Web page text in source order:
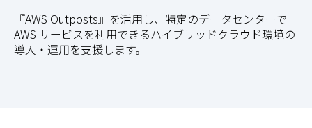
『AWS Outposts』を活用し、特定のデータセンターで
AWS サービスを利用できるハイブリッドクラウド環境の
導入・運用を支援します。